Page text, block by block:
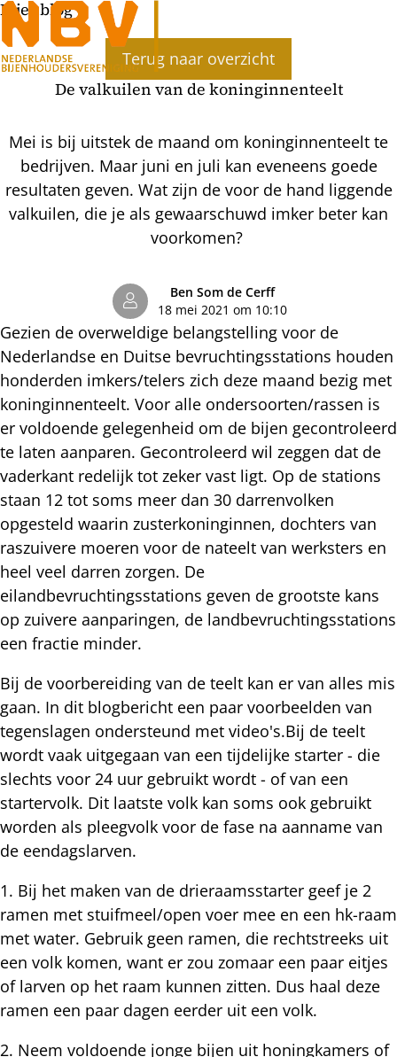
Bijenblog
Terug naar overzicht
De valkuilen van de koninginnenteelt
Mei is bij uitstek de maand om koninginnenteelt te
bedrijven. Maar juni en juli kan eveneens goede
resultaten geven. Wat zijn de voor de hand liggende
valkuilen, die je als gewaarschuwd imker beter kan
voorkomen?
Ben Som de Cerff
18 mei 2021 om 10:10
Gezien de overweldige belangstelling voor de
Nederlandse en Duitse bevruchtingsstations houden
honderden imkers/telers zich deze maand bezig met
koninginnenteelt. Voor alle ondersoorten/rassen is
er voldoende gelegenheid om de bijen gecontroleerd
te laten aanparen. Gecontroleerd wil zeggen dat de
vaderkant redelijk tot zeker vast ligt. Op de stations
staan 12 tot soms meer dan 30 darrenvolken
opgesteld waarin zusterkoninginnen, dochters van
raszuivere moeren voor de nateelt van werksters en
heel veel darren zorgen. De
eilandbevruchtingsstations geven de grootste kans
op zuivere aanparingen, de landbevruchtingsstations
een fractie minder.
Bij de voorbereiding van de teelt kan er van alles mis
gaan. In dit blogbericht een paar voorbeelden van
tegenslagen ondersteund met video's.Bij de teelt
wordt vaak uitgegaan van een tijdelijke starter - die
slechts voor 24 uur gebruikt wordt - of van een
startervolk. Dit laatste volk kan soms ook gebruikt
worden als pleegvolk voor de fase na aanname van
de eendagslarven.
1. Bij het maken van de drieraamsstarter geef je 2
ramen met stuifmeel/open voer mee en een hk-raam
met water. Gebruik geen ramen, die rechtstreeks uit
een volk komen, want er zou zomaar een paar eitjes
of larven op het raam kunnen zitten. Dus haal deze
ramen een paar dagen eerder uit een volk.
2. Neem voldoende jonge bijen uit honingkamers of